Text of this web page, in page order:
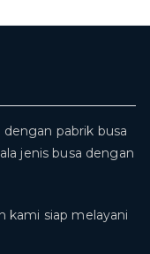
pabrik busa
jenis busa dengan
kami siap melayani